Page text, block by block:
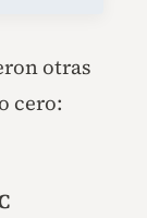
otras
cero: